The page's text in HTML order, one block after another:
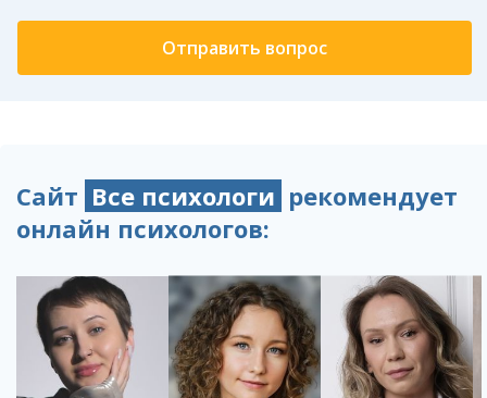
Сайт Все психологи рекомендует
онлайн психологов: